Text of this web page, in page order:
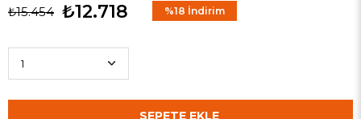
₺15.454 ₺12.718 %18 İndirim